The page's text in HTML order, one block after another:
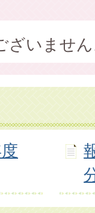
ざいませ